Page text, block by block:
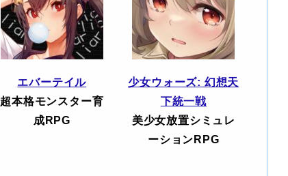
エバーテイル
超本格モンスター育
成RPG
少女ウォーズ: 幻想天
下統一戦
美少女放置シミュレ
ーションRPG